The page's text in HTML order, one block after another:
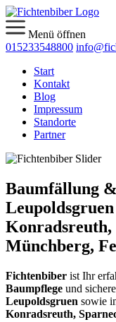
Menü öffnen
015233548800
Start
Kontakt
Blog
Impressum
Standorte
Partner
Baumfällung
Konradsreuth,
Münchberg,
Fichtenbiber ist Ihr
Baumpflege und
Leupoldsgruen sowie
Konradsreuth,